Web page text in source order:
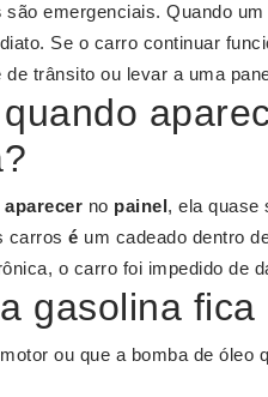
são emergenciais. Quando
Se o carro continuar
trânsito ou levar a uma
aparecer no painel , ela quase
carros é um cadeado dentro
o carro foi impedido de
gasolina fica
ou que a bomba de óleo